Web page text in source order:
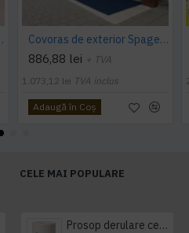
STRAT SUPORT Covoras de exterior Spagetti Citi, 16 mm, cu strat suport
886,88 lei + TVA
1.073,12 lei TVA inclus
Adaugă în Coş
CELE MAI POPULARE
Prosop derulare centrala 1 pliu, 300 m Tork